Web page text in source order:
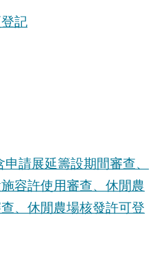
記
請展延籌設期間審查、
容許使用審查、休閒農
、休閒農場核發許可登